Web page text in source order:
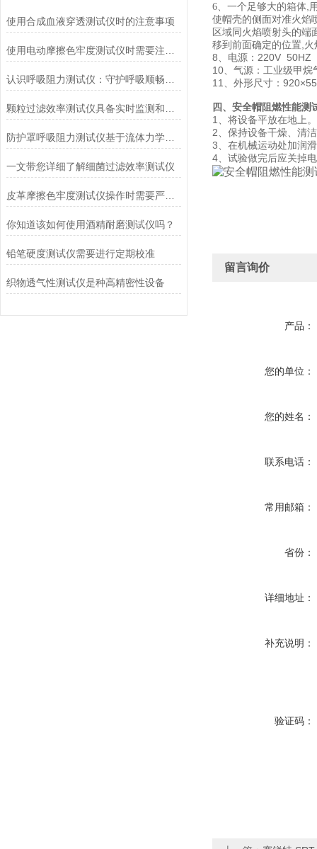
使用合成血液穿透测试仪时的注意事项
防护罩呼吸阻力测试仪基于流体力学与压力传感技术
一文带您详细了解细菌过滤效率测试仪
皮革摩擦色牢度测试仪操作时需要严格遵循规程
你知道该如何使用酒精耐磨测试仪吗？
铅笔硬度测试仪需要进行定期校准
织物透气性测试仪是种高精密性设备
6、 一个足够大的箱体,
使帽壳的侧面对准火焰
区域同火焰喷射头的端
移到前面确定的位置,
8、电源：220V 50HZ
10、气源： 工业级甲烷
11、外形尺寸：
四、 安全帽阻燃性能测
1、将设备平放在地上。
2、保持设备干燥、清
3、在机械运动处加润
4、试验做完后应关掉
留言询价
产品：
您的单位：
您的姓名：
联系电话：
常用邮箱：
省份：
详细地址：
补充说明：
验证码：